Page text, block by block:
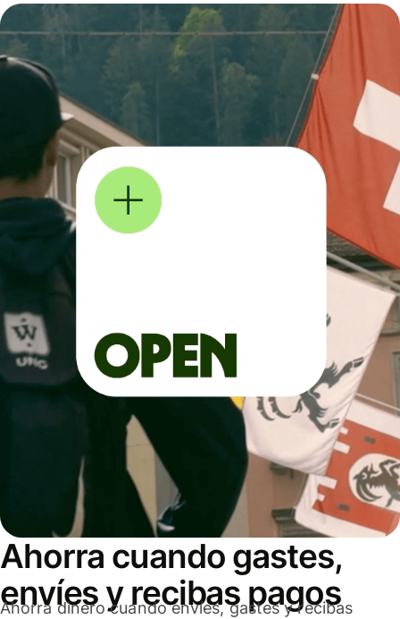
Ahorra cuando gastes,
envíes y recibas pagos
Ahorra dinero cuando envíes, gastes y recibas